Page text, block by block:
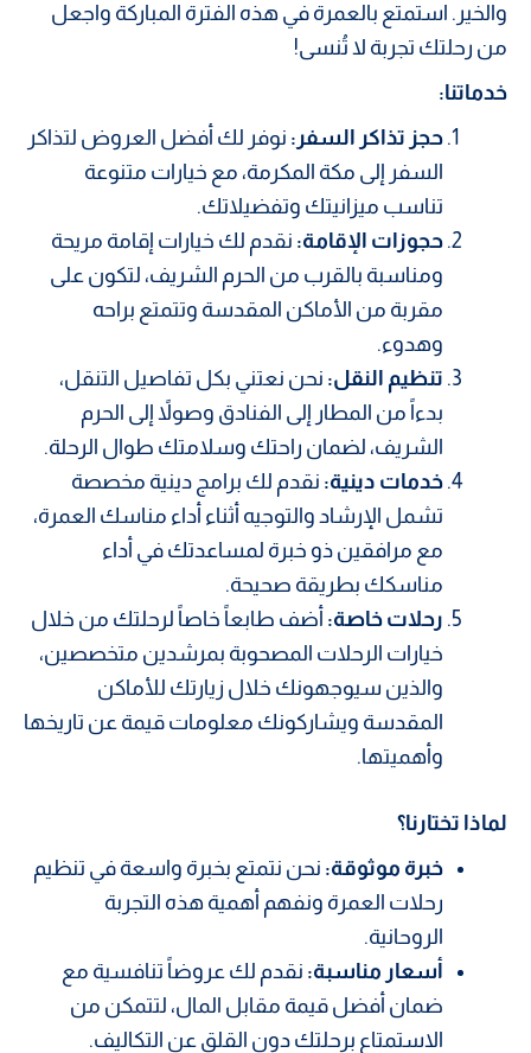
والخير. استمتع بالعمرة في هذه الفترة المباركة واجعل
من رحلتك تجربة لا تُنسى!
خدماتنا:
حجز تذاكر السفر: نوفر لك أفضل العروض لتذاكر
السفر إلى مكة المكرمة، مع خيارات متنوعة
تناسب ميزانيتك وتفضيلاتك.
حجوزات الإقامة: نقدم لك خيارات إقامة مريحة
ومناسبة بالقرب من الحرم الشريف، لتكون على
مقربة من الأماكن المقدسة وتتمتع براحه
وهدوء.
تنظيم النقل: نحن نعتني بكل تفاصيل التنقل،
بدءاً من المطار إلى الفنادق وصولاً إلى الحرم
الشريف، لضمان راحتك وسلامتك طوال الرحلة.
خدمات دينية: نقدم لك برامج دينية مخصصة
تشمل الإرشاد والتوجيه أثناء أداء مناسك العمرة،
مع مرافقين ذو خبرة لمساعدتك في أداء
مناسكك بطريقة صحيحة.
رحلات خاصة: أضف طابعاً خاصاً لرحلتك من خلال
خيارات الرحلات المصحوبة بمرشدين متخصصين،
والذين سيوجهونك خلال زيارتك للأماكن
المقدسة ويشاركونك معلومات قيمة عن تاريخها
وأهميتها.
لماذا تختارنا؟
خبرة موثوقة: نحن نتمتع بخبرة واسعة في تنظيم
رحلات العمرة ونفهم أهمية هذه التجربة
الروحانية.
أسعار مناسبة: نقدم لك عروضاً تنافسية مع
ضمان أفضل قيمة مقابل المال، لتتمكن من
الاستمتاع برحلتك دون القلق عن التكاليف.